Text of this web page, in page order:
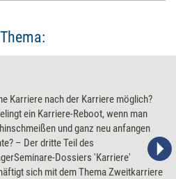
Rentabilität zu tun hat, erläutert
Karriere nach der Karriere möglich?
ein Karriere-Reboot, wenn man
und ganz neu anfangen
– Der dritte Teil des
Dossiers 'Karriere'
sich mit dem Thema Zweitkarriere